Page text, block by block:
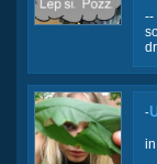
--
-